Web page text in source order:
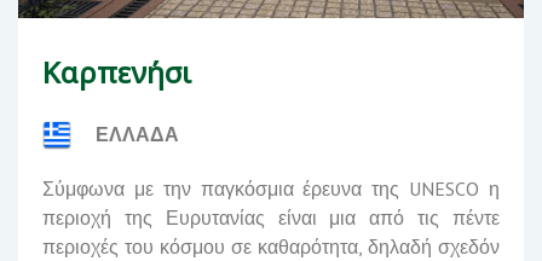
Καρπενήσι
ΕΛΛΑΔΑ
Σύμφωνα με την παγκόσμια έρευνα της UNESCO η
περιοχή της Ευρυτανίας είναι μια από τις πέντε
περιοχές του κόσμου σε καθαρότητα, δηλαδή σχεδόν